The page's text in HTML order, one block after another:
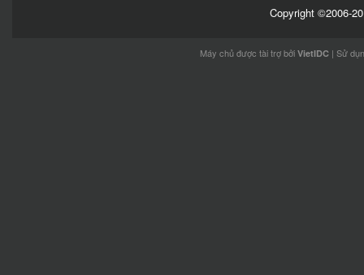
Copyright ©2006-
Máy chủ được tài trợ bởi VietIDC | Sử